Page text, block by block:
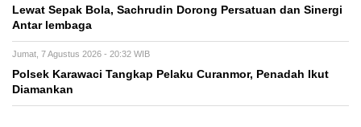
Lewat Sepak Bola, Sachrudin Dorong Persatuan dan Sinergi
Antar lembaga
Jumat, 7 Agustus 2026 - 20:32 WIB
Polsek Karawaci Tangkap Pelaku Curanmor, Penadah Ikut
Diamankan